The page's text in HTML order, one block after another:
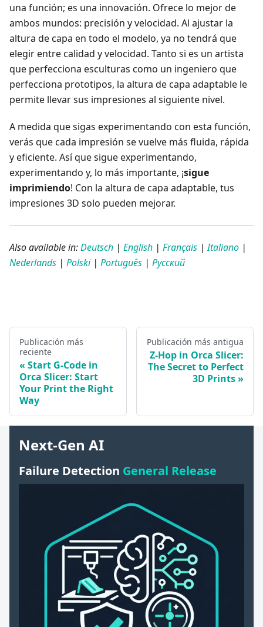
una función; es una innovación. Ofrece lo mejor de
ambos mundos: precisión y velocidad. Al ajustar la
altura de capa en todo el modelo, ya no tendrá que
elegir entre calidad y velocidad. Tanto si es un artista
que perfecciona esculturas como un ingeniero que
perfecciona prototipos, la altura de capa adaptable le
permite llevar sus impresiones al siguiente nivel.
A medida que sigas experimentando con esta función,
verás que cada impresión se vuelve más fluida, rápida
y eficiente. Así que sigue experimentando,
experimentando y, lo más importante, ¡sigue
imprimiendo! Con la altura de capa adaptable, tus
impresiones 3D solo pueden mejorar.
Also available in:Deutsch | English | Français |Italiano |
Nederlands | Polski| Português | Русский
Publicación más
reciente
Start G-Code in
Orca Slicer: Start
Your Print the Right
Way
Publicación más antigua
Z-Hop in Orca Slicer:
The Secret to Perfect
3D Prints
Next-Gen AI
Failure Detection General Release